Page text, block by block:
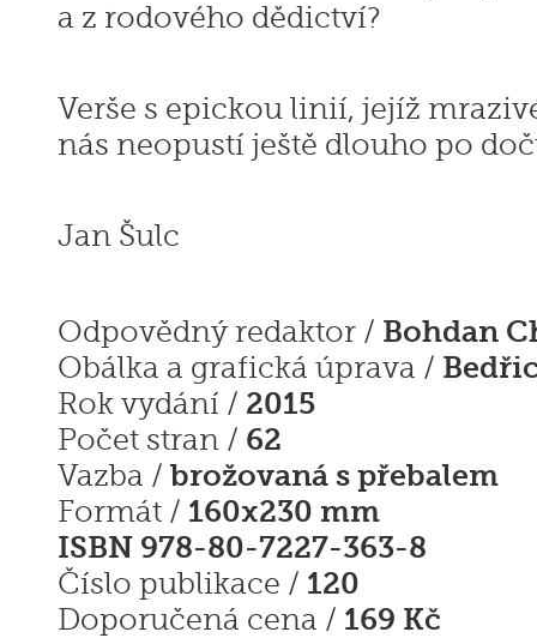
a z rodového dědictví?
Verše s epickou linií, jejíž
nás neopustí ještě dlouho po
Jan Šulc
Odpovědný redaktor / Bohdan
Obálka a grafická úprava /
Rok vydání / 2015
Počet stran / 62
Vazba / brožovaná s přebalem
Formát / 160x230 mm
ISBN 978-80-7227-363-8
Číslo publikace / 120
Doporučená cena / 169 Kč